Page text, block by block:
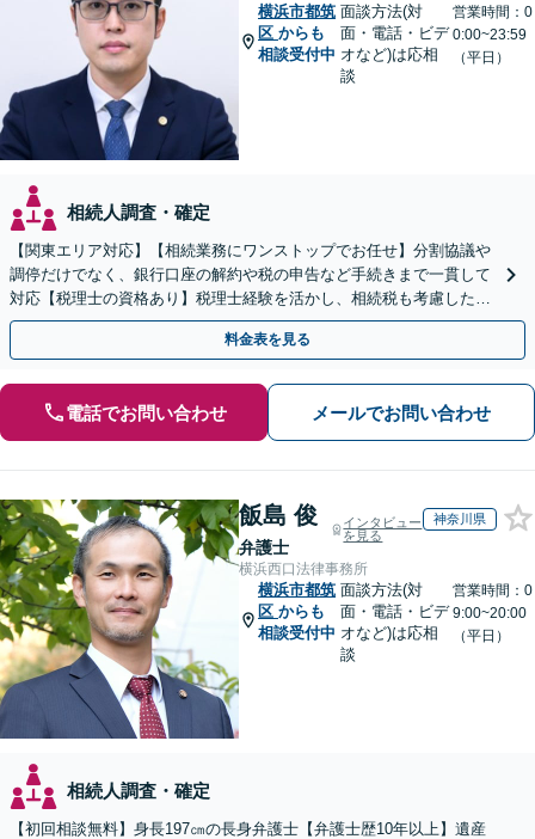
横浜市都筑
区 からも
相談受付中
面談方法(対
面・電話・ビデ
オなど)は応相
談
営業時間：0
0:00~23:59
（平日）
相続人調査・確定
【関東エリア対応】【相続業務にワンストップでお任せ】分割協議や
調停だけでなく、銀行口座の解約や税の申告など手続きまで一貫して
対応【税理士の資格あり】税理士経験を活かし、相続税も考慮した相
続手続きもお任せください【初回相談無料】生前贈与も対応
料金表を見る
電話でお問い合わせ メールでお問い合わせ
飯島 俊
弁護士
インタビュー
を見る
神奈川県
横浜西口法律事務所
横浜市都筑
区 からも
相談受付中
面談方法(対
面・電話・ビデ
オなど)は応相
談
営業時間：0
9:00~20:00
（平日）
相続人調査・確定
【初回相談無料】身長197㎝の長身弁護士【弁護士歴10年以上】遺産